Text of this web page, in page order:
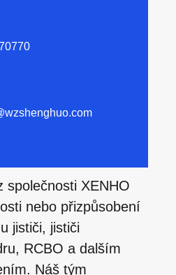
společnosti XENHO
nebo přizpůsobení
jističi, jističi
RCBO a dalším
Náš tým